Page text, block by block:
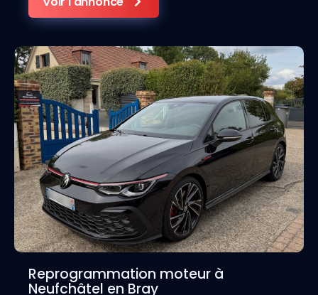
Reprogrammation moteur à
Neufchâtel en Bray